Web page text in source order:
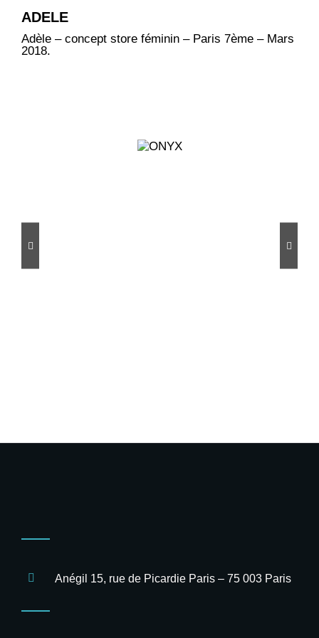
ADELE
Adèle – concept store féminin – Paris 7ème – Mars
2018.
Anégil 15, rue de Picardie Paris – 75 003 Paris